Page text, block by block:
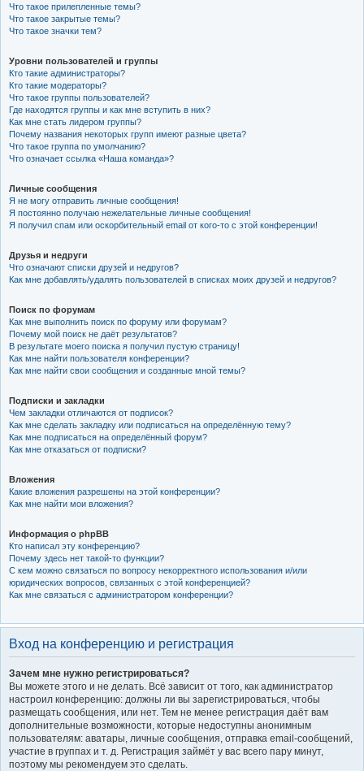
Что такое прилепленные темы?
Что такое закрытые темы?
Что такое значки тем?
Уровни пользователей и группы
Кто такие администраторы?
Кто такие модераторы?
Что такое группы пользователей?
Где находятся группы и как мне вступить в них?
Как мне стать лидером группы?
Почему названия некоторых групп имеют разные цвета?
Что такое группа по умолчанию?
Что означает ссылка «Наша команда»?
Личные сообщения
Я не могу отправить личные сообщения!
Я постоянно получаю нежелательные личные сообщения!
Я получил спам или оскорбительный email от кого-то с этой конференции!
Друзья и недруги
Что означают списки друзей и недругов?
Как мне добавлять/удалять пользователей в списках моих друзей и недругов?
Поиск по форумам
Как мне выполнить поиск по форуму или форумам?
Почему мой поиск не даёт результатов?
В результате моего поиска я получил пустую страницу!
Как мне найти пользователя конференции?
Как мне найти свои сообщения и созданные мной темы?
Подписки и закладки
Чем закладки отличаются от подписок?
Как мне сделать закладку или подписаться на определённую тему?
Как мне подписаться на определённый форум?
Как мне отказаться от подписки?
Вложения
Какие вложения разрешены на этой конференции?
Как мне найти мои вложения?
Информация о phpBB
Кто написал эту конференцию?
Почему здесь нет такой-то функции?
С кем можно связаться по вопросу некорректного использования и/или
юридических вопросов, связанных с этой конференцией?
Как мне связаться с администратором конференции?
Вход на конференцию и регистрация
Зачем мне нужно регистрироваться?
Вы можете этого и не делать. Всё зависит от того, как администратор
настроил конференцию: должны ли вы зарегистрироваться, чтобы
размещать сообщения, или нет. Тем не менее регистрация даёт вам
дополнительные возможности, которые недоступны анонимным
пользователям: аватары, личные сообщения, отправка email-сообщений,
участие в группах и т. д. Регистрация займёт у вас всего пару минут,
поэтому мы рекомендуем это сделать.